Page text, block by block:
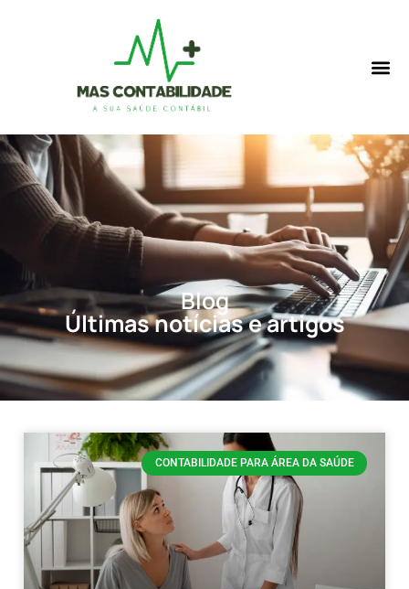
Blog
Últimas notícias e artigos
CONTABILIDADE PARA ÁREA DA SAÚDE